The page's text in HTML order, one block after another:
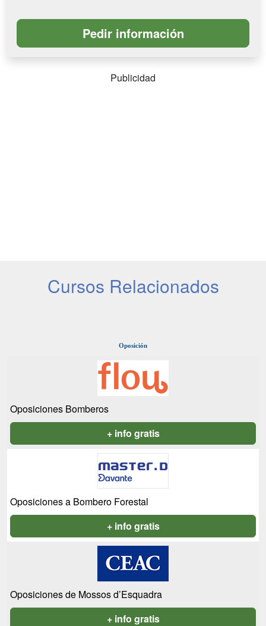
Publicidad
Cursos Relacionados
Oposición
Oposiciones Bomberos
+ info gratis
Oposiciones a Bombero Forestal
+ info gratis
Oposiciones de Mossos d’Esquadra
+ info gratis